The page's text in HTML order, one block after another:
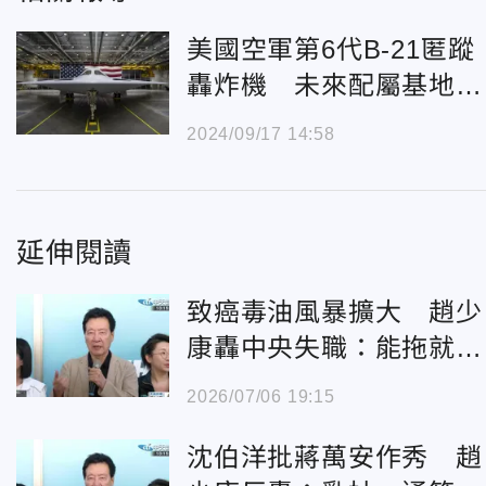
美國空軍第6代B-21匿蹤
轟炸機 未來配屬基地曝
光
2024/09/17 14:58
延伸閱讀
致癌毒油風暴擴大 趙少
康轟中央失職：能拖就拖
讓人民承擔
2026/07/06 19:15
沈伯洋批蔣萬安作秀 趙